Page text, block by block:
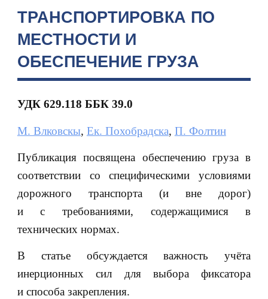
ТРАНСПОРТИРОВКА ПО
МЕСТНОСТИ И
ОБЕСПЕЧЕНИЕ ГРУЗА
УДК 629.118 ББК 39.0
М. Влковскы, Ек. Похобрадска, П. Фолтин
Публикация посвящена обеспечению груза в
соответствии со специфическими условиями
дорожного транспорта (и вне дорог)
и с требованиями, содержащимися в
технических нормах.
В статье обсуждается важность учёта
инерционных сил для выбора фиксатора
и способа закрепления.